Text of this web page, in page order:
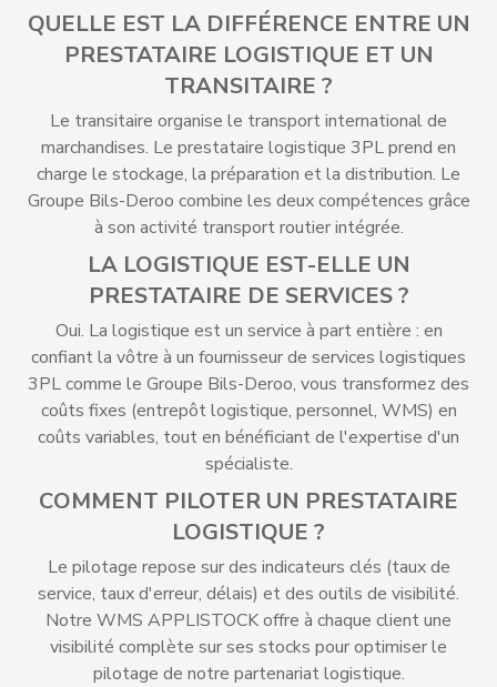
QUELLE EST LA DIFFÉRENCE ENTRE UN
PRESTATAIRE LOGISTIQUE ET UN
TRANSITAIRE ?
Le transitaire organise le transport international de
marchandises. Le prestataire logistique 3PL prend en
charge le stockage, la préparation et la distribution. Le
Groupe Bils-Deroo combine les deux compétences grâce
à son activité transport routier intégrée.
LA LOGISTIQUE EST-ELLE UN
PRESTATAIRE DE SERVICES ?
Oui. La logistique est un service à part entière : en
confiant la vôtre à un fournisseur de services logistiques
3PL comme le Groupe Bils-Deroo, vous transformez des
coûts fixes (entrepôt logistique, personnel, WMS) en
coûts variables, tout en bénéficiant de l'expertise d'un
spécialiste.
COMMENT PILOTER UN PRESTATAIRE
LOGISTIQUE ?
Le pilotage repose sur des indicateurs clés (taux de
service, taux d'erreur, délais) et des outils de visibilité.
Notre WMS APPLISTOCK offre à chaque client une
visibilité complète sur ses stocks pour optimiser le
pilotage de notre partenariat logistique.